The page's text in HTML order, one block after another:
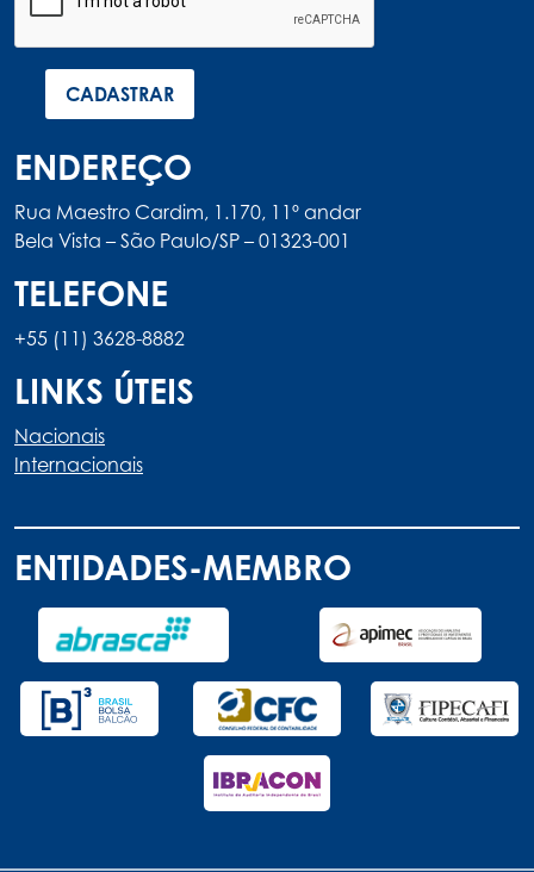
ENDEREÇO
Rua Maestro Cardim, 1.170, 11º andar
Bela Vista – São Paulo/SP – 01323-001
TELEFONE
+55 (11) 3628-8882
LINKS ÚTEIS
Nacionais
Internacionais
ENTIDADES-MEMBRO